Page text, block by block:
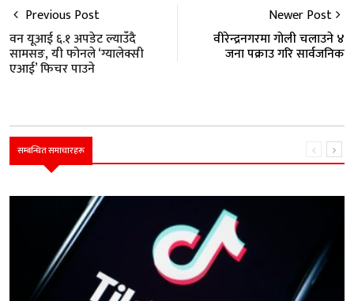
Previous Post
वन यूआई ६.१ अपडेट ल्याउँदै
सामसङ, यी फोनले ‘ग्यालेक्सी
एआई’ फिचर पाउने
Newer Post
वीरेन्द्रनगरमा गाेली चलाउने ४
जना पक्राउ गरि सार्वजनिक
सम्बन्धित समाचारहरू